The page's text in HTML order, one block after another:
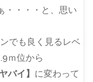
・・・・と、思い
でも良く見るレベ
ｍ位から
ヤバイ】 に変わって